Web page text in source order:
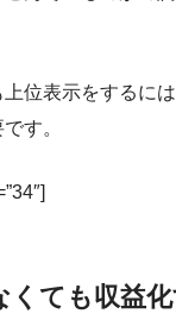
位表示をするに
す。
くても収益